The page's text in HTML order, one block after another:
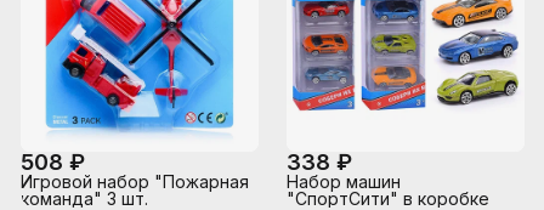
508 ₽
Игровой набор "Пожарная
команда" 3 шт.
338 ₽
Набор машин
"СпортСити" в коробке